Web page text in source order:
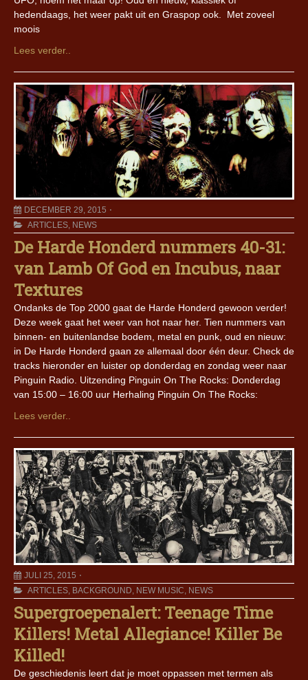
hedendaags, het weer pakt uit en Graspop ook. Met zoveel
moois
Lees verder..
DECEMBER 29, 2015
ARTICLES, NEWS
De Harde Honderd nummers 40-31:
van Lamb Of God en Incubus, naar
Textures
Ondanks de Top 2000 gaat de Harde Honderd gewoon verder!
Deze week gaat het weer van hot naar her. Tien nummers van
binnen- en buitenlandse bodem, metal en punk, oud en nieuw:
in De Harde Honderd gaan ze allemaal door één deur. Check de
tracks hieronder en luister op donderdag en zondag weer naar
Pinguin Radio. Uitzending Pinguin On The Rocks: Donderdag
van 15:00 – 16:00 uur Herhaling Pinguin On The Rocks:
Lees verder..
JULI 25, 2015
ARTICLES, BACKGROUND, NEW MUSIC, NEWS
Supergroepenalert: Teenage Time
Killers! Metal Allegiance! Killer Be
Killed!
De geschiedenis leert dat je moet oppassen met termen als